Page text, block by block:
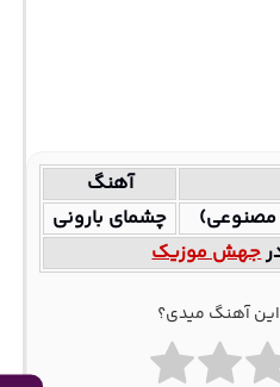
آهنگ
چشمای بارونی
جهش موزیک
این آهنگ میدی؟